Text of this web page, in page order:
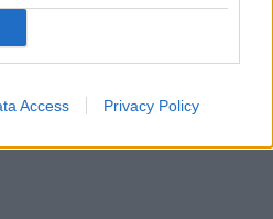
Access Privacy Policy